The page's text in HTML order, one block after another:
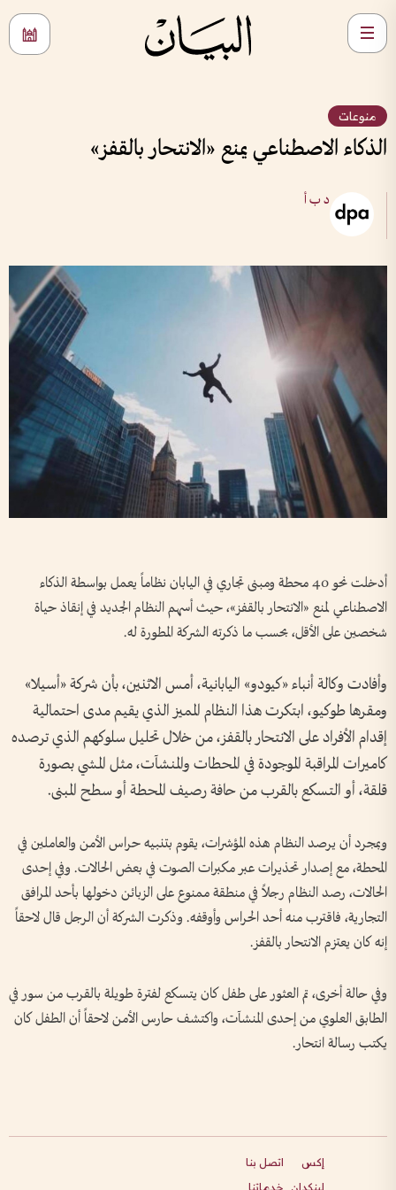
منوعات
الذكاء الاصطناعي يمنع «الانتحار بالقفز»
د ب أ
أدخلت نحو 40 محطة ومبنى تجاري في اليابان نظاماً يعمل بواسطة الذكاء
الاصطناعي لمنع «الانتحار بالقفز»، حيث أسهم النظام الجديد في إنقاذ حياة
شخصين على الأقل، بحسب ما ذكرته الشركة المطورة له.
وأفادت وكالة أنباء «كيودو» اليابانية، أمس الاثنين، بأن شركة «أسيلا»
ومقرها طوكيو، ابتكرت هذا النظام المميز الذي يقيم مدى احتمالية
إقدام الأفراد على الانتحار بالقفز، من خلال تحليل سلوكهم الذي ترصده
كاميرات المراقبة الموجودة في المحطات والمنشآت، مثل المشي بصورة
قلقة، أو التسكع بالقرب من حافة رصيف المحطة أو سطح المبنى.
وبمجرد أن يرصد النظام هذه المؤشرات، يقوم بتنبيه حراس الأمن والعاملين في
المحطة، مع إصدار تحذيرات عبر مكبرات الصوت في بعض الحالات. وفي إحدى
الحالات، رصد النظام رجلاً في منطقة ممنوع على الزبائن دخولها بأحد المرافق
التجارية، فاقترب منه أحد الحراس وأوقفه. وذكرت الشركة أن الرجل قال لاحقاً
إنه كان يعتزم الانتحار بالقفز.
وفي حالة أخرى، تم العثور على طفل كان يتسكع لفترة طويلة بالقرب من سور في
الطابق العلوي من إحدى المنشآت، واكتشف حارس الأمن لاحقاً أن الطفل كان
يكتب رسالة انتحار.
إكس
لينكدإن
اتصل بنا
خدماتنا